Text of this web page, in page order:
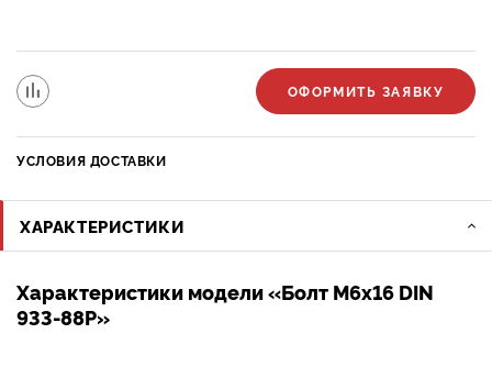
ОФОРМИТЬ ЗАЯВКУ
УСЛОВИЯ ДОСТАВКИ
ХАРАКТЕРИСТИКИ
Характеристики модели «Болт М6х16 DIN
933-88Р»